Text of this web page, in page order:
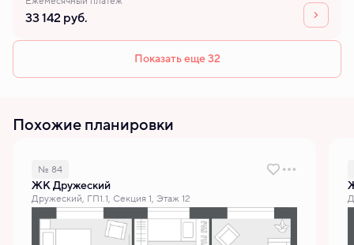
33 142 руб.
Показать еще 32
Похожие планировки
№ 84
ЖК Дружеский
Дружеский, ГП1.1, Секция 1, Этаж 12